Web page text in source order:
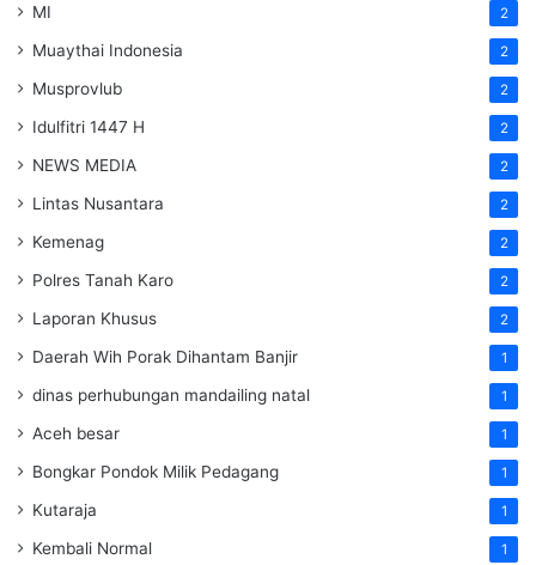
MI 2
Muaythai Indonesia 2
Musprovlub 2
Idulfitri 1447 H 2
NEWS MEDIA 2
Lintas Nusantara 2
Kemenag 2
Polres Tanah Karo 2
Laporan Khusus 2
Daerah Wih Porak Dihantam Banjir 1
dinas perhubungan mandailing natal 1
Aceh besar 1
Bongkar Pondok Milik Pedagang 1
Kutaraja 1
Kembali Normal 1